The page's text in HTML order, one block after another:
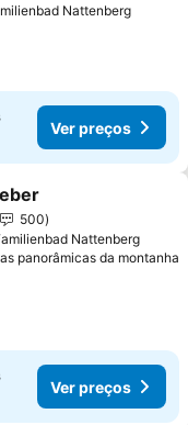
Nattenberg
Ver preços
aos favoritos
500
Nattenberg
panorâmicas da montanha
Ver preços